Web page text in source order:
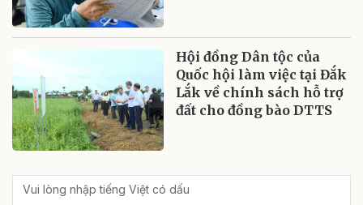
Hội đồng Dân tộc của
Quốc hội làm việc tại Đắk
Lắk về chính sách hỗ trợ
đất cho đồng bào DTTS